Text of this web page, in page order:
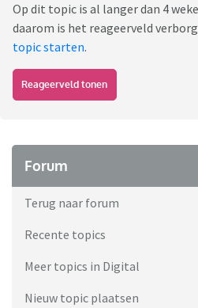
Op dit topic is al langer dan 4
daarom is het reageerveld
topic starten.
Reageerveld tonen
Forum
Terug naar forum
Recente topics
Meer topics in Digital
Nieuw topic plaatsen